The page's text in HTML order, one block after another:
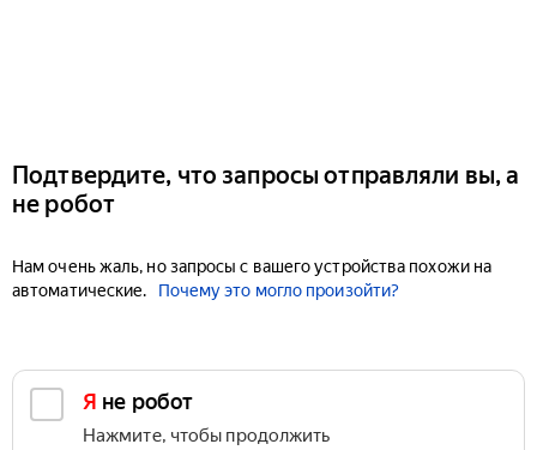
Подтвердите, что запросы отправляли вы, а
не робот
Нам очень жаль, но запросы с вашего устройства похожи на
автоматические.
Почему это могло произойти?
Я не робот
Нажмите, чтобы продолжить